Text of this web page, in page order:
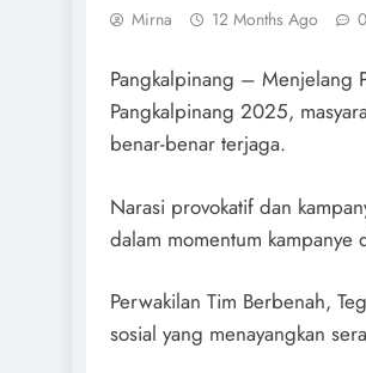
Mirna 12 Months Ago 0
Pangkalpinang – Menjelang
Pangkalpinang 2025,
benar-benar terjaga.
Narasi provokatif dan
dalam momentum kampanye
Perwakilan Tim Berbenah,
sosial yang menayangkan